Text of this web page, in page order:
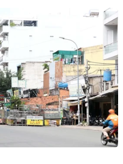
dữ dội khiến khoảng